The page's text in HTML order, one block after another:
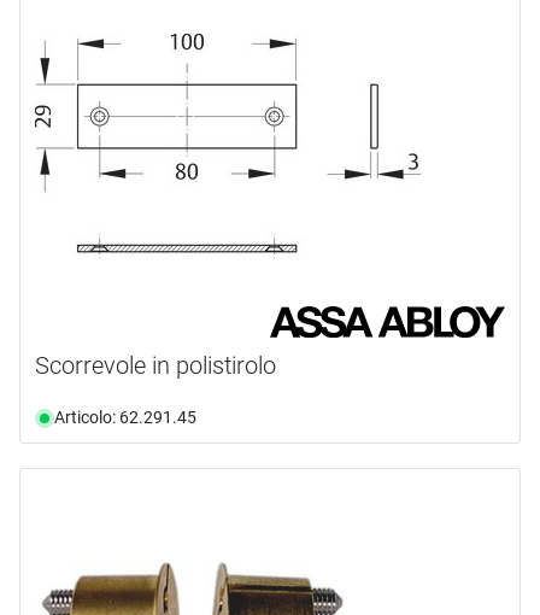
Scorrevole in polistirolo
Articolo: 62.291.45